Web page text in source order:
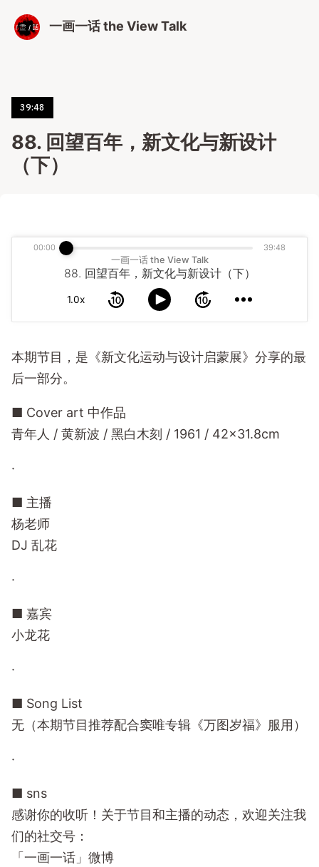
一画一话 the View Talk
39:48
88. 回望百年，新文化与新设计
（下）
一画一话 the View Talk
88. 回望百年，新文化与新设计（下）
1.0x
00:00 39:48
本期节目，是《新文化运动与设计启蒙展》分享的最
后一部分。
■ Cover art 中作品
青年人 / 黄新波 / 黑白木刻 / 1961 / 42×31.8cm
·
■ 主播
杨老师
DJ 乱花
·
■ 嘉宾
小龙花
·
■ Song List
无（本期节目推荐配合窦唯专辑《万图岁福》服用）
·
■ sns
感谢你的收听！关于节目和主播的动态，欢迎关注我
们的社交号：
「一画一话」微博